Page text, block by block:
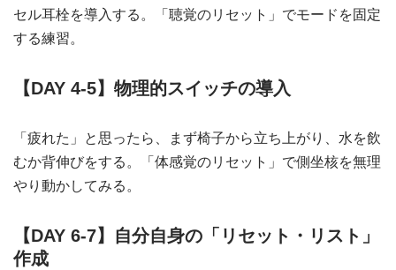
セル耳栓を導入する。「聴覚のリセット」でモードを固定
する練習。
【DAY 4-5】物理的スイッチの導入
「疲れた」と思ったら、まず椅子から立ち上がり、水を飲
むか背伸びをする。「体感覚のリセット」で側坐核を無理
やり動かしてみる。
【DAY 6-7】自分自身の「リセット・リスト」
作成